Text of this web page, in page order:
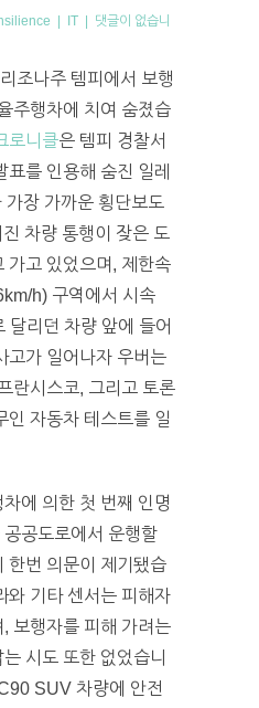
| IT | 댓글이 없습니
조나주 템피에서 보행
주행차에 치여 숨졌습
로니클은 템피 경찰서
를 인용해 숨진 일레
장 가까운 횡단보도
차량 통행이 잦은 도
가고 있었으며, 제한속
h) 구역에서 시속
리던 차량 앞에 들어
고가 일어나자 우버는
란시스코, 그리고 토론
인 자동차 테스트를 일
에 의한 첫 번째 인명
공도로에서 운행할
한번 의문이 제기됐습
와 기타 센서는 피해자
보행자를 피해 가려는
시도 또한 없었습니
SUV 차량에 안전